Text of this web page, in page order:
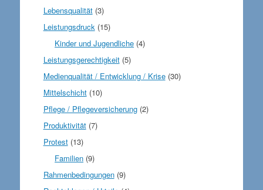
Lebensqualität(3)
Leistungsdruck(15)
Kinder und Jugendliche (4)
Leistungsgerechtigkeit(5)
Medienqualität / Entwicklung / Krise(30)
Mittelschicht(10)
Pflege / Pflegeversicherung(2)
Produktivität(7)
Protest(13)
Familien (9)
Rahmenbedingungen(9)